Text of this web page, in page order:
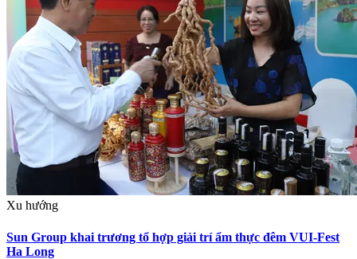
Xu hướng
Sun Group khai trương tổ hợp giải trí ẩm thực đêm VUI-Fest
Ha Long